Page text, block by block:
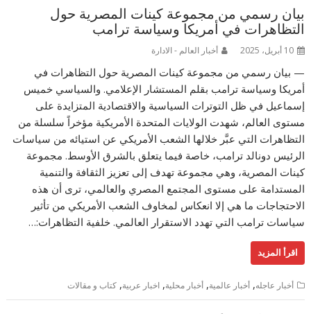
بيان رسمي من مجموعة كينات المصرية حول
التظاهرات في أمريكا وسياسة ترامب
10 أبريل، 2025 أخبار العالم - الادارة
— بيان رسمي من مجموعة كينات المصرية حول التظاهرات في
أمريكا وسياسة ترامب بقلم المستشار الإعلامي. والسياسي خميس
إسماعيل في ظل التوترات السياسية والاقتصادية المتزايدة على
مستوى العالم، شهدت الولايات المتحدة الأمريكية مؤخراً سلسلة من
التظاهرات التي عبَّر خلالها الشعب الأمريكي عن استيائه من سياسات
الرئيس دونالد ترامب، خاصة فيما يتعلق بالشرق الأوسط. مجموعة
كينات المصرية، وهي مجموعة تهدف إلى تعزيز الثقافة والتنمية
المستدامة على مستوى المجتمع المصري والعالمي، ترى أن هذه
الاحتجاجات ما هي إلا انعكاس لمخاوف الشعب الأمريكي من تأثير
سياسات ترامب التي تهدد الاستقرار العالمي. خلفية التظاهرات:…
اقرأ المزيد
أخبار عاجله,أخبار عالمية,أخبار محلية,اخبار عربية,كتاب و مقالات